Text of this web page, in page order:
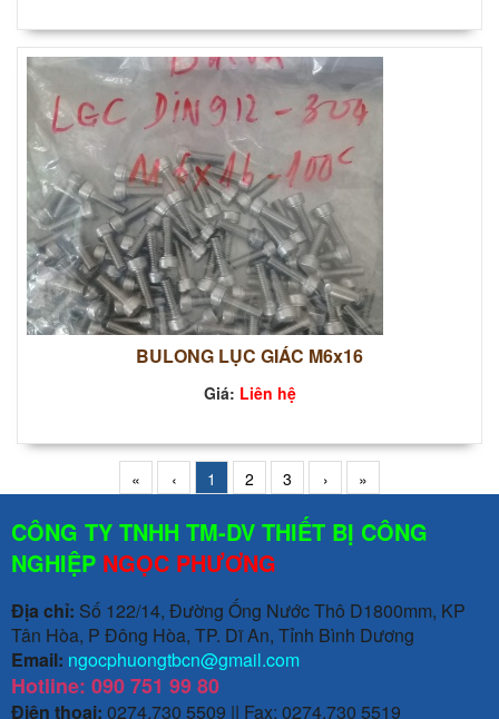
BULONG LỤC GIÁC M6x16
Giá: Liên hệ
« ‹ 1 2 3 › »
CÔNG TY TNHH TM-DV THIẾT BỊ CÔNG
NGHIỆP NGỌC PHƯƠNG
Địa chỉ: Số 122/14, Đường Ống Nước Thô D1800mm, KP
Tân Hòa, P Đông Hòa, TP. Dĩ An, Tỉnh Bình Dương
Email: ngocphuongtbcn@gmail.com
Hotline: 090 751 99 80
Điện thoại: 0274.730 5509 || Fax: 0274.730 5519